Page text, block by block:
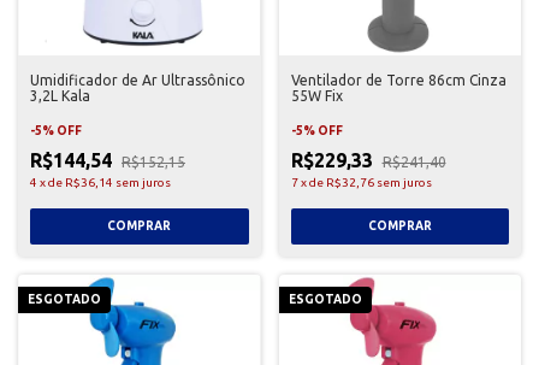
Umidificador de Ar Ultrassônico
3,2L Kala
-5% OFF
R$144,54 R$152,15
4 xde R$36,14 sem juros
Ventilador de Torre 86cm Cinza
55W Fix
-5% OFF
R$229,33 R$241,40
7 xde R$32,76 sem juros
ESGOTADO ESGOTADO